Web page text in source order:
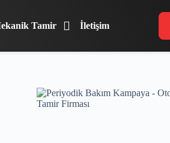
Tamir İletişim